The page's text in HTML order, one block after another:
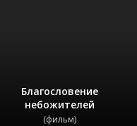
Благословение
небожителей
(фильм)